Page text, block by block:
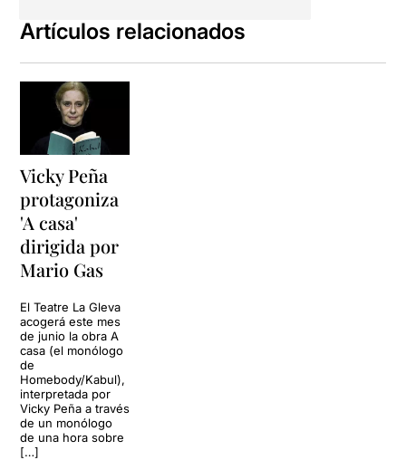
Artículos relacionados
Vicky Peña
protagoniza
'A casa'
dirigida por
Mario Gas
El Teatre La Gleva
acogerá este mes
de junio la obra A
casa (el monólogo
de
Homebody/Kabul),
interpretada por
Vicky Peña a través
de un monólogo
de una hora sobre
[…]